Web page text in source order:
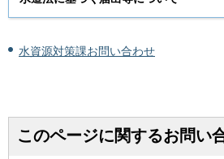
水資源対策課お問い合わせ
このページに関するお問い